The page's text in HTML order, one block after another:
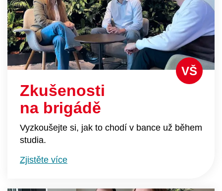
Zkušenosti
na brigádě
VŠ
Vyzkoušejte si, jak to chodí v bance už během
studia.
Zjistěte více